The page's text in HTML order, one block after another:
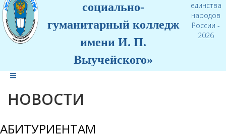
социально-
гуманитарный колледж
имени И. П.
Выучейского»
НОВОСТИ
АБИТУРИЕНТАМ